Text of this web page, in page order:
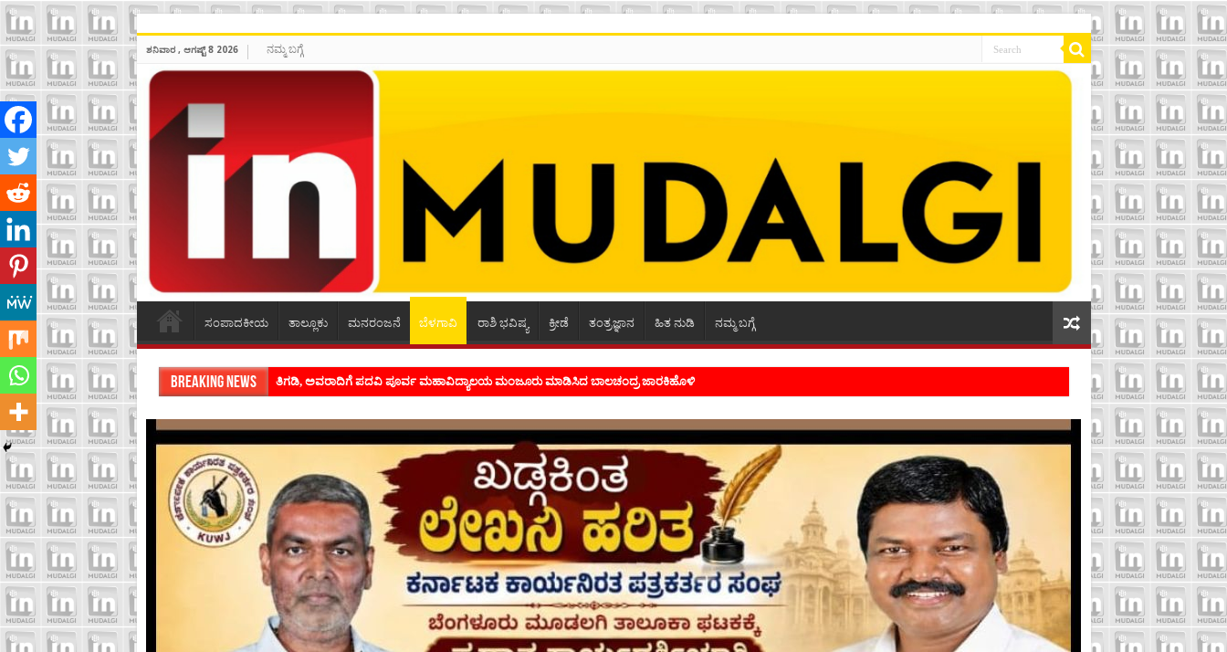
ಶನಿವಾರ , ಆಗಷ್ಟ್ 8 2026 ನಮ್ಮ ಬಗ್ಗೆ
ಸಂಪಾದಕೀಯ ತಾಲ್ಲೂಕು ಮನರಂಜನೆ ಬೆಳಗಾವಿ ರಾಶಿ ಭವಿಷ್ಯ ಕ್ರೀಡೆ ತಂತ್ರಜ್ಞಾನ ಹಿತ ನುಡಿ ನಮ್ಮ ಬಗ್ಗೆ
Breaking News ಶಿವಾಪುರದಲ್ಲಿ ಕವಿಗೋಷ್ಠಿಯ ಸಂಭ್ರಮ ಭಾವನೆಗಳನ್ನು ಕಟ್ಟಿಕೊಡುವ ಕಲೆಗಾರಿಕೆ ಕವಿಗೆ ಇರಬೇಕು- ಸಾಹಿತಿ ಸಿದ್ರಾಮ್ ದ್ಯಾಗಾನಟ್ಟಿ